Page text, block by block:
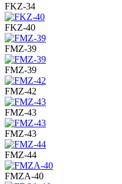
FKZ-34
FKZ-40
FMZ-39
FMZ-39
FMZ-42
FMZ-43
FMZ-43
FMZ-44
FMZA-40